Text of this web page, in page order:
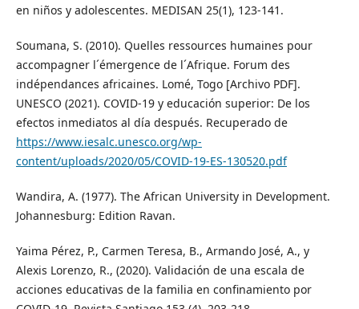
en niños y adolescentes. MEDISAN 25(1), 123-141.
Soumana, S. (2010). Quelles ressources humaines pour
accompagner l´émergence de l´Afrique. Forum des
indépendances africaines. Lomé, Togo [Archivo PDF].
UNESCO (2021). COVID-19 y educación superior: De los
efectos inmediatos al día después. Recuperado de
https://www.iesalc.unesco.org/wp-
content/uploads/2020/05/COVID-19-ES-130520.pdf
Wandira, A. (1977). The African University in Development.
Johannesburg: Edition Ravan.
Yaima Pérez, P., Carmen Teresa, B., Armando José, A., y
Alexis Lorenzo, R., (2020). Validación de una escala de
acciones educativas de la familia en confinamiento por